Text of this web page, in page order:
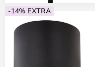
-14% EXTRA